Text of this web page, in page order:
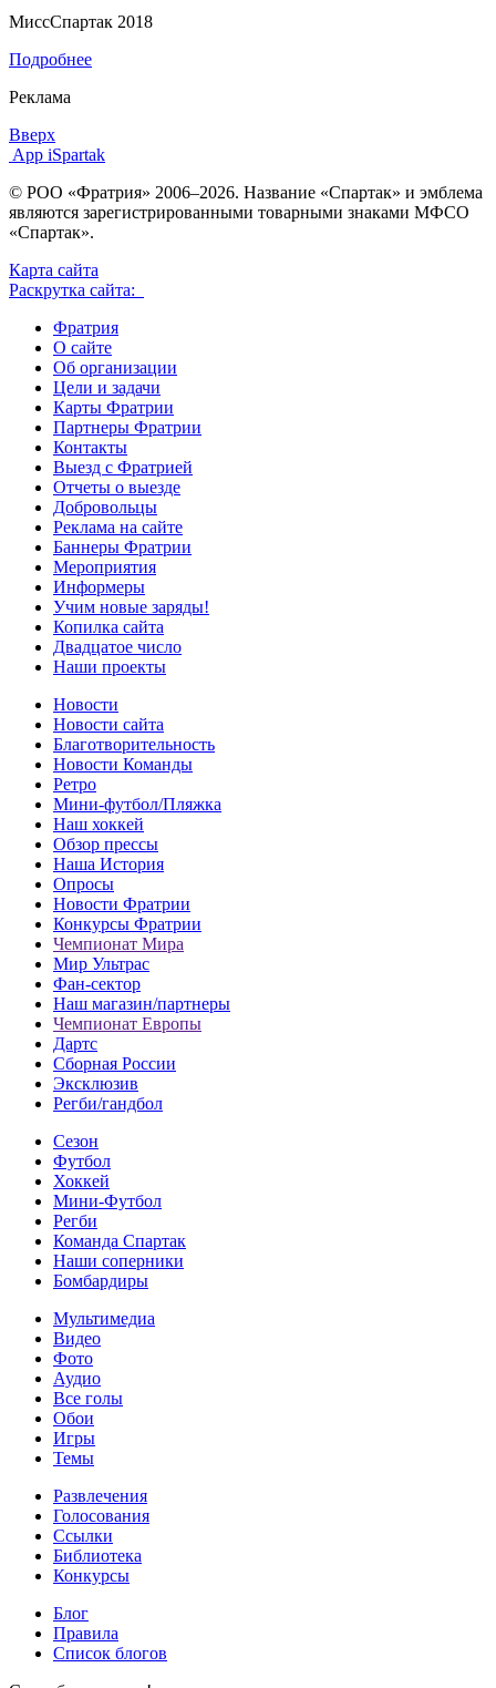
МиссСпартак 2018
Подробнее
Реклама
Вверх
App iSpartak
© РОО «Фратрия» 2006–2026. Название «Спартак» и эмблема
являются зарегистрированными товарными знаками МФСО
«Спартак».
Карта сайта
Раскрутка сайта:
Фратрия
О сайте
Об организации
Цели и задачи
Карты Фратрии
Партнеры Фратрии
Контакты
Выезд с Фратрией
Отчеты о выезде
Добровольцы
Реклама на сайте
Баннеры Фратрии
Мероприятия
Информеры
Учим новые заряды!
Копилка сайта
Двадцатое число
Наши проекты
Новости
Новости сайта
Благотворительность
Новости Команды
Ретро
Мини-футбол/Пляжка
Наш хоккей
Обзор прессы
Наша История
Опросы
Новости Фратрии
Конкурсы Фратрии
Чемпионат Мира
Мир Ультрас
Фан-cектор
Наш магазин/партнеры
Чемпионат Европы
Дартс
Сборная России
Эксклюзив
Регби/гандбол
Сезон
Футбол
Хоккей
Мини-Футбол
Регби
Команда Спартак
Наши соперники
Бомбардиры
Мультимедиа
Видео
Фото
Аудио
Все голы
Обои
Игры
Темы
Развлечения
Голосования
Ссылки
Библиотека
Конкурсы
Блог
Правила
Список блогов